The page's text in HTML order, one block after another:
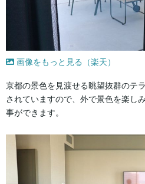
画像をもっと見る（楽天）
京都の景色を見渡せる眺望抜群のテ
されていますので、外で景色を楽し
事ができます。